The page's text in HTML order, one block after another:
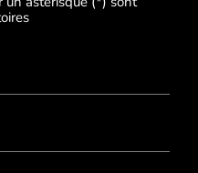
un astérisque (*) sont